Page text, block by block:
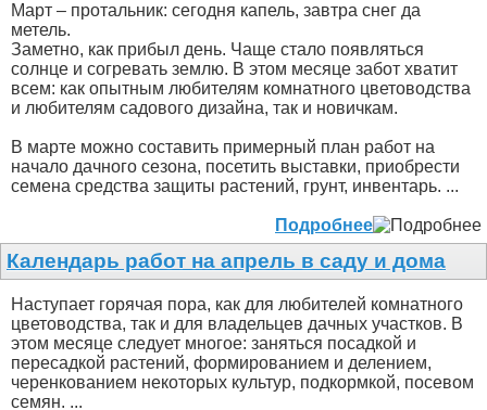
Март – протальник: сегодня капель, завтра снег да
метель.
Заметно, как прибыл день. Чаще стало появляться
солнце и согревать землю. В этом месяце забот хватит
всем: как опытным любителям комнатного цветоводства
и любителям садового дизайна, так и новичкам.
В марте можно составить примерный план работ на
начало дачного сезона, посетить выставки, приобрести
семена средства защиты растений, грунт, инвентарь. ...
Подробнее
Календарь работ на апрель в саду и дома
Наступает горячая пора, как для любителей комнатного
цветоводства, так и для владельцев дачных участков. В
этом месяце следует многое: заняться посадкой и
пересадкой растений, формированием и делением,
черенкованием некоторых культур, подкормкой, посевом
семян. ...